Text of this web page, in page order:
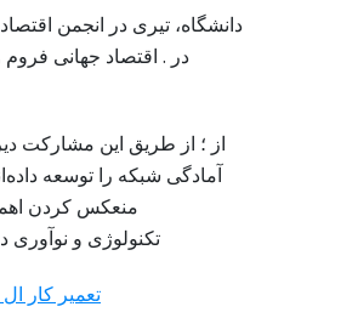
دانشگاه، تیری در انجمن
در . اقتصاد جهانی فروم
از ؛ از طریق این مشارکت
آمادگی شبکه را توسعه
منعکس کردن
تکنولوژی و نوآوری
تعمیر کار